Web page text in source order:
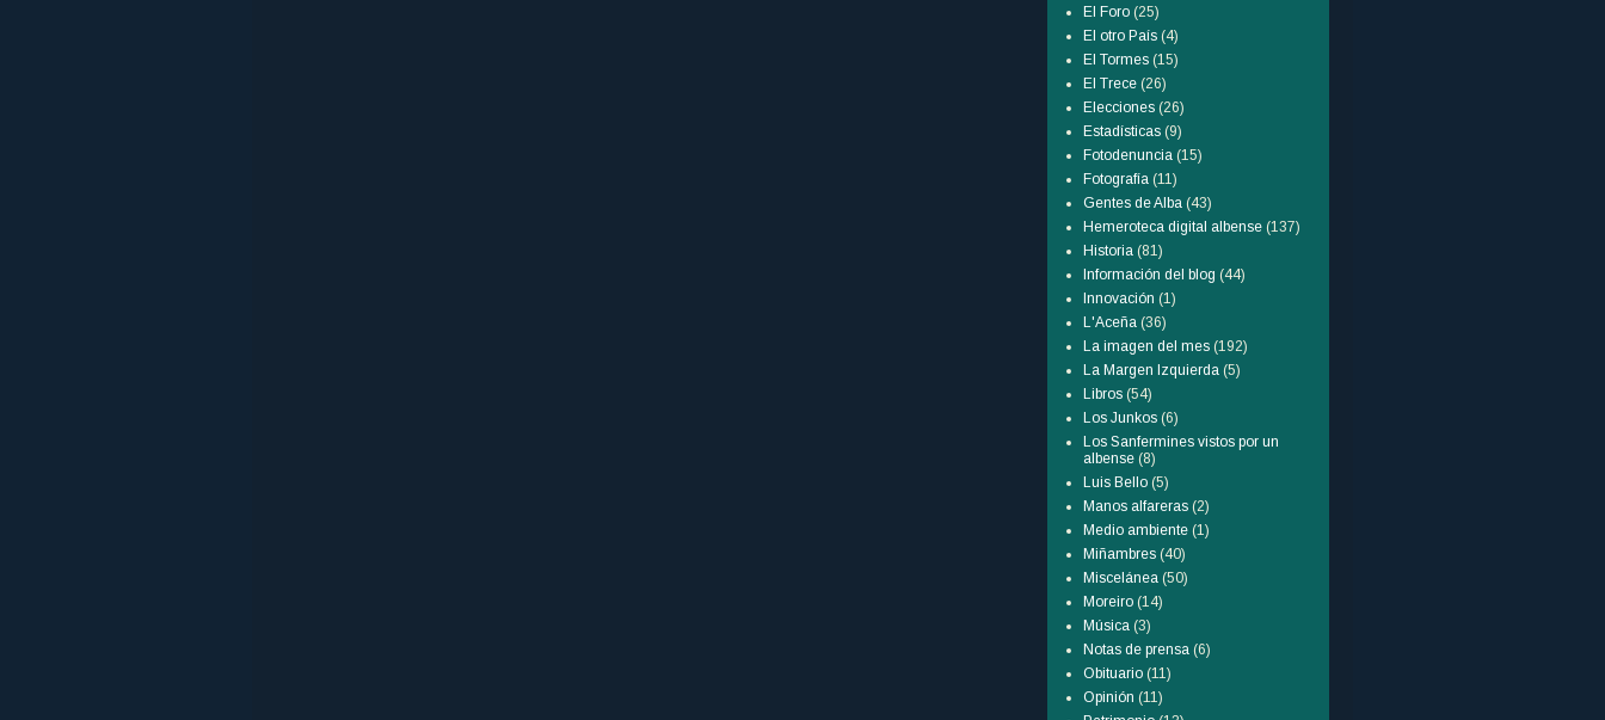
El Foro (25)
El otro País (4)
El Tormes (15)
El Trece (26)
Elecciones (26)
Estadísticas (9)
Fotodenuncia (15)
Fotografía (11)
Gentes de Alba (43)
Hemeroteca digital albense (137)
Historia (81)
Información del blog (44)
Innovación (1)
L'Aceña (36)
La imagen del mes (192)
La Margen Izquierda (5)
Libros (54)
Los Junkos (6)
Los Sanfermines vistos por un
albense (8)
Luis Bello (5)
Manos alfareras (2)
Medio ambiente (1)
Miñambres (40)
Miscelánea (50)
Moreiro (14)
Música (3)
Notas de prensa (6)
Obituario (11)
Opinión (11)